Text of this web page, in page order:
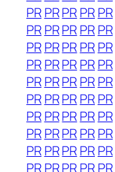
PRPRPRPRPR
PRPRPRPRPR
PRPRPRPRPR
PRPRPRPRPR
PRPRPRPRPR
PRPRPRPRPR
PRPRPRPRPR
PRPRPRPRPR
PRPRPRPRPR
PRPRPRPRPR